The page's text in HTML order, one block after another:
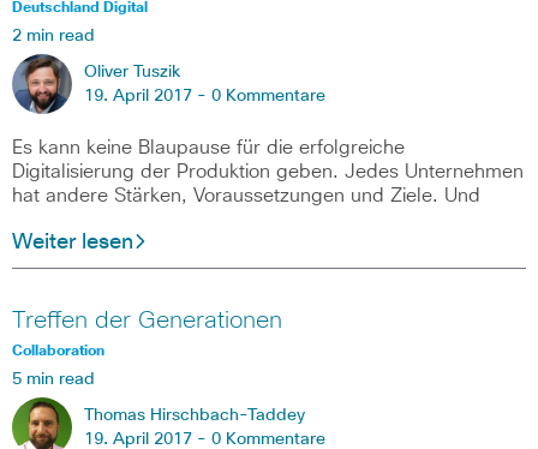
Deutschland Digital
2 min read
Oliver Tuszik
19. April 2017 - 0 Kommentare
Es kann keine Blaupause für die erfolgreiche
Digitalisierung der Produktion geben. Jedes Unternehmen
hat andere Stärken, Voraussetzungen und Ziele. Und
Weiter lesen
Treffen der Generationen
Collaboration
5 min read
Thomas Hirschbach-Taddey
19. April 2017 - 0 Kommentare